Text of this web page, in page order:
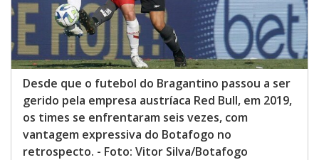
Desde que o futebol do Bragantino passou a ser
gerido pela empresa austríaca Red Bull, em 2019,
os times se enfrentaram seis vezes, com
vantagem expressiva do Botafogo no
retrospecto. - Foto: Vitor Silva/Botafogo